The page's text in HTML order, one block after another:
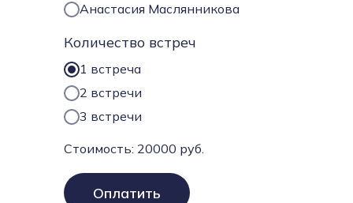
Анастасия Маслянникова
Количество встреч
1 встреча
2 встречи
3 встречи
Стоимость: 20000 руб.
Оплатить